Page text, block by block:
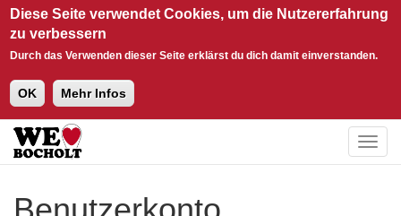
Diese Seite verwendet Cookies, um die Nutzererfahrung
zu verbessern
Durch das Verwenden dieser Seite erklärst du dich damit einverstanden.
OK Mehr Infos
Direkt zum Inhalt